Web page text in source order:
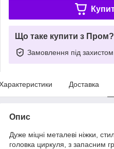
Що таке купити з Пром?
Замовлення під захистом
Доставка
Опис
Дуже міцні металеві ніжки,
головка циркуля, з запасним